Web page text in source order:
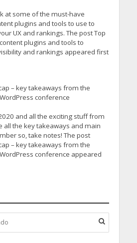
at some of the must-have
plugins and tools to use to
UX and rankings. The post Top
plugins and tools to
and rankings appeared first
– key takeaways from the
conference
and all the exciting stuff from
all the key takeaways and main
so, take notes! The post
– key takeaways from the
conference appeared